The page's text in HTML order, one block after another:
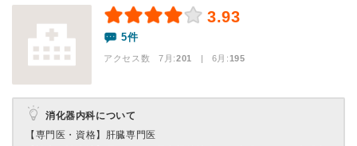
3.93
5件
アクセス数 7月:201 | 6月:195
消化器内科について
【専門医・資格】 肝臓専門医